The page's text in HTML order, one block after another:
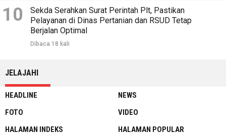
10
Sekda Serahkan Surat Perintah Plt, Pastikan
Pelayanan di Dinas Pertanian dan RSUD Tetap
Berjalan Optimal
Dibaca 18 kali
JELAJAHI
HEADLINE
NEWS
FOTO
VIDEO
HALAMAN INDEKS
HALAMAN POPULAR